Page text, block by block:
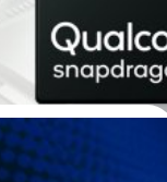
จะพยามกลับมา
รหยิบเอา
ไปพบข้อมูลของชิป
จึงเป็นไปได้ว่านี่
ยังไม่รู้ว่าจะยังใช้
คือชิปตัวนี้เป็นชิป
ถึง 3.15 GHz แรง